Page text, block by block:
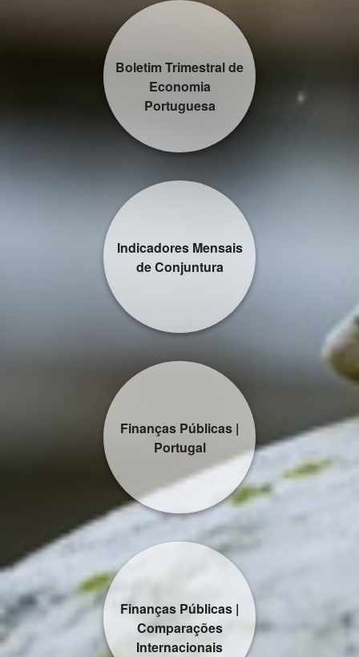
Boletim Trimestral de
Economia
Portuguesa
Indicadores Mensais
de Conjuntura
Finanças Públicas |
Portugal
Finanças Públicas |
Comparações
Internacionais